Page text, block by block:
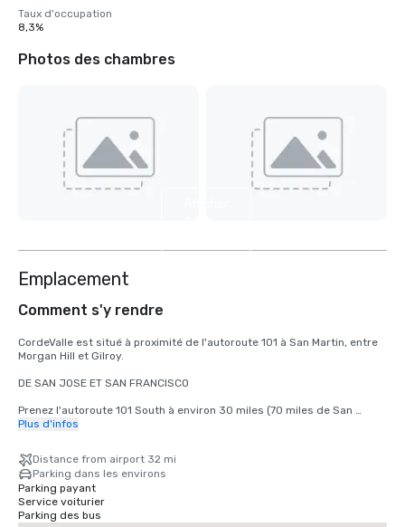
Taux d'occupation
8,3%
Photos des chambres
Emplacement
Comment s'y rendre
CordeValle est situé à proximité de l'autoroute 101 à San Martin, entre
Morgan Hill et Gilroy.
DE SAN JOSE ET SAN FRANCISCO
Prenez l'autoroute 101 South à environ 30 miles (70 miles de San
Francisco) jusqu'à la sortie San Martin Avenue. Prenez la sortie San
(Monterey Road). Tournez à gauche au feu sur Monterey Road. Tournez
à droite au feu suivant sur Highland Avenue. Suivez Highland à travers
Santa Teresa (panneau d'arrêt) en passant par notre porte de garde
pour rejoindre CordeValle.
DEPUIS LA PÉNINSULE DE MONTEREY
Plus d'infos
Distance from airport 32 mi
Parking dans les environs
Parking payant
Service voiturier
Parking des bus